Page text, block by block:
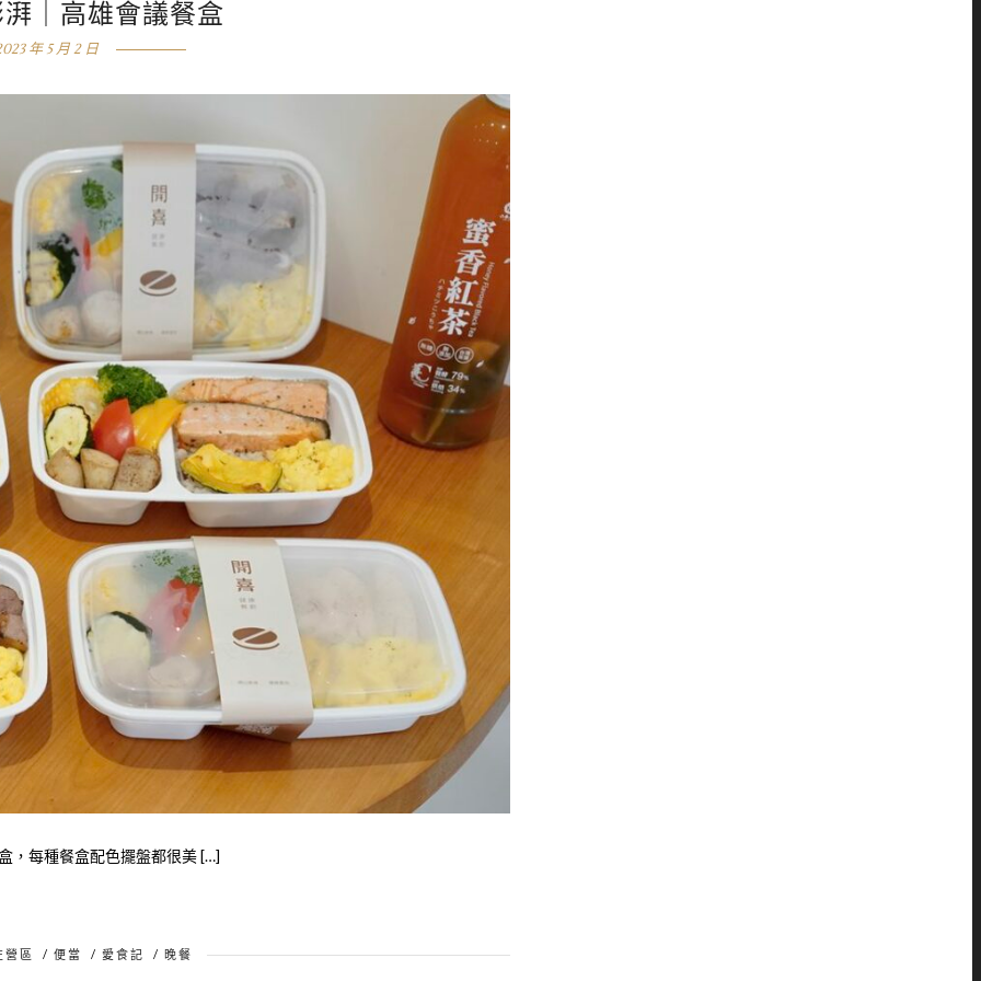
｜高雄會議餐盒
年 5 月 2 日
，每種餐盒配色擺盤都很美 […]
營區 /便當 /愛食記 / 晚餐